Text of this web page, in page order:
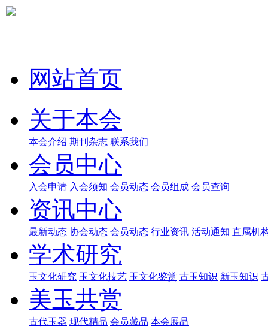
网站首页
关于本会
本会介绍 期刊杂志 联系我们
会员中心
入会申请 入会须知 会员动态 会员组成 会员查询
资讯中心
最新动态 协会动态 会员动态 行业资讯 活动通知 直属机
学术研究
玉文化研究 玉文化技艺 玉文化鉴赏 古玉知识 新玉知识
美玉共赏
古代玉器 现代精品 会员藏品 本会展品